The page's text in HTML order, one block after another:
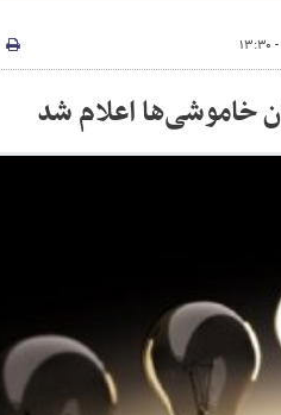
خاموشی‌ها اعلام شد